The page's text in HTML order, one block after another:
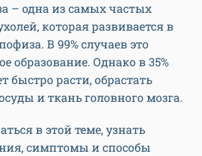
– одна из самых частых
которая развивается в
В 99% случаев это
образование. Однако в 35%
быстро расти, обрастать
и ткань головного мозга.
в этой теме, узнать
симптомы и способы